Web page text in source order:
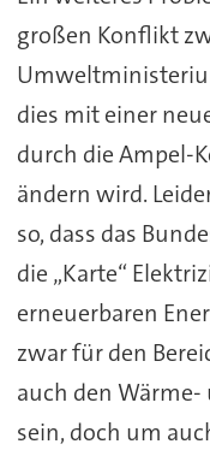
großen Konflikt
dies mit einer
durch die Ampel-
ändern wird.
so, dass das
die „Karte“
erneuerbaren
zwar für den
auch den
sein, doch um